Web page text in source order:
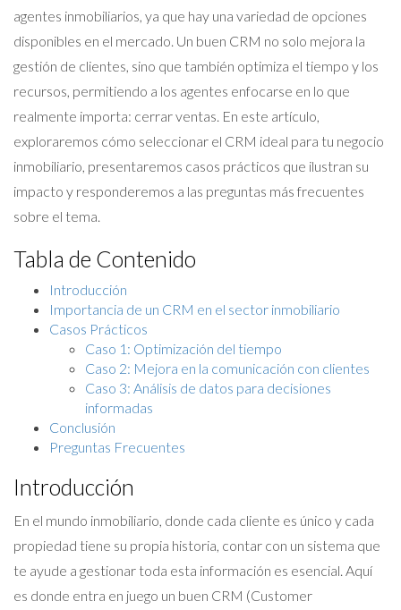
agentes inmobiliarios, ya que hay una variedad de opciones
disponibles en el mercado. Un buen CRM no solo mejora la
gestión de clientes, sino que también optimiza el tiempo y los
recursos, permitiendo a los agentes enfocarse en lo que
realmente importa: cerrar ventas. En este artículo,
exploraremos cómo seleccionar el CRM ideal para tu negocio
inmobiliario, presentaremos casos prácticos que ilustran su
impacto y responderemos a las preguntas más frecuentes
sobre el tema.
Tabla de Contenido
Introducción
Importancia de un CRM en el sector inmobiliario
Casos Prácticos
Caso 1: Optimización del tiempo
Caso 2: Mejora en la comunicación con clientes
Caso 3: Análisis de datos para decisiones
informadas
Conclusión
Preguntas Frecuentes
Introducción
En el mundo inmobiliario, donde cada cliente es único y cada
propiedad tiene su propia historia, contar con un sistema que
te ayude a gestionar toda esta información es esencial. Aquí
es donde entra en juego un buen CRM (Customer